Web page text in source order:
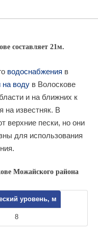
составляет 21м.
водоснабжения в
на воду в Волоскове
и на ближних к
на известняк. В
верхние пески, но они
для использования
Можайского района
уровень, м
8